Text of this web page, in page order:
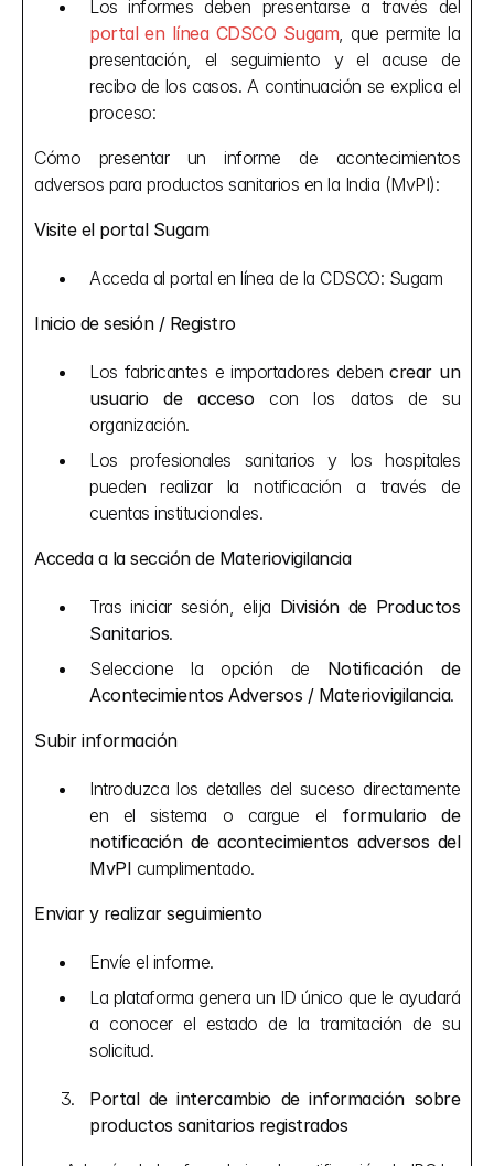
portal en línea CDSCO Sugam, que permite la
presentación, el seguimiento y el acuse de
recibo de los casos. A continuación se explica el
proceso:
Cómo presentar un informe de acontecimientos
adversos para productos sanitarios en la India (MvPI):
Visite el portal Sugam
Acceda al portal en línea de la CDSCO: Sugam
Inicio de sesión / Registro
Los fabricantes e importadores deben crear un
usuario de acceso con los datos de su
organización.
Los profesionales sanitarios y los hospitales
pueden realizar la notificación a través de
cuentas institucionales.
Acceda a la sección de Materiovigilancia
Tras iniciar sesión, elija División de Productos
Sanitarios.
Seleccione la opción de Notificación de
Acontecimientos Adversos / Materiovigilancia.
Subir información
Introduzca los detalles del suceso directamente
en el sistema o cargue el formulario de
notificación de acontecimientos adversos del
MvPI cumplimentado.
Enviar y realizar seguimiento
Envíe el informe.
La plataforma genera un ID único que le ayudará
a conocer el estado de la tramitación de su
solicitud.
Portal de intercambio de información sobre
productos sanitarios registrados